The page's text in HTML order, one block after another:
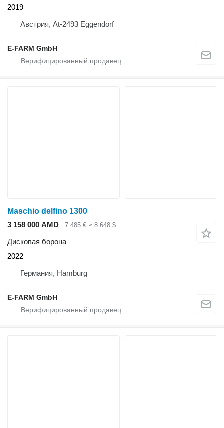
2019
Австрия, At-2493 Eggendorf
E-FARM GmbH
Maschio delfino 1300
3 158 000 AMD
7 485 € ≈ 8 648 $
Дисковая борона
2022
Германия, Hamburg
E-FARM GmbH